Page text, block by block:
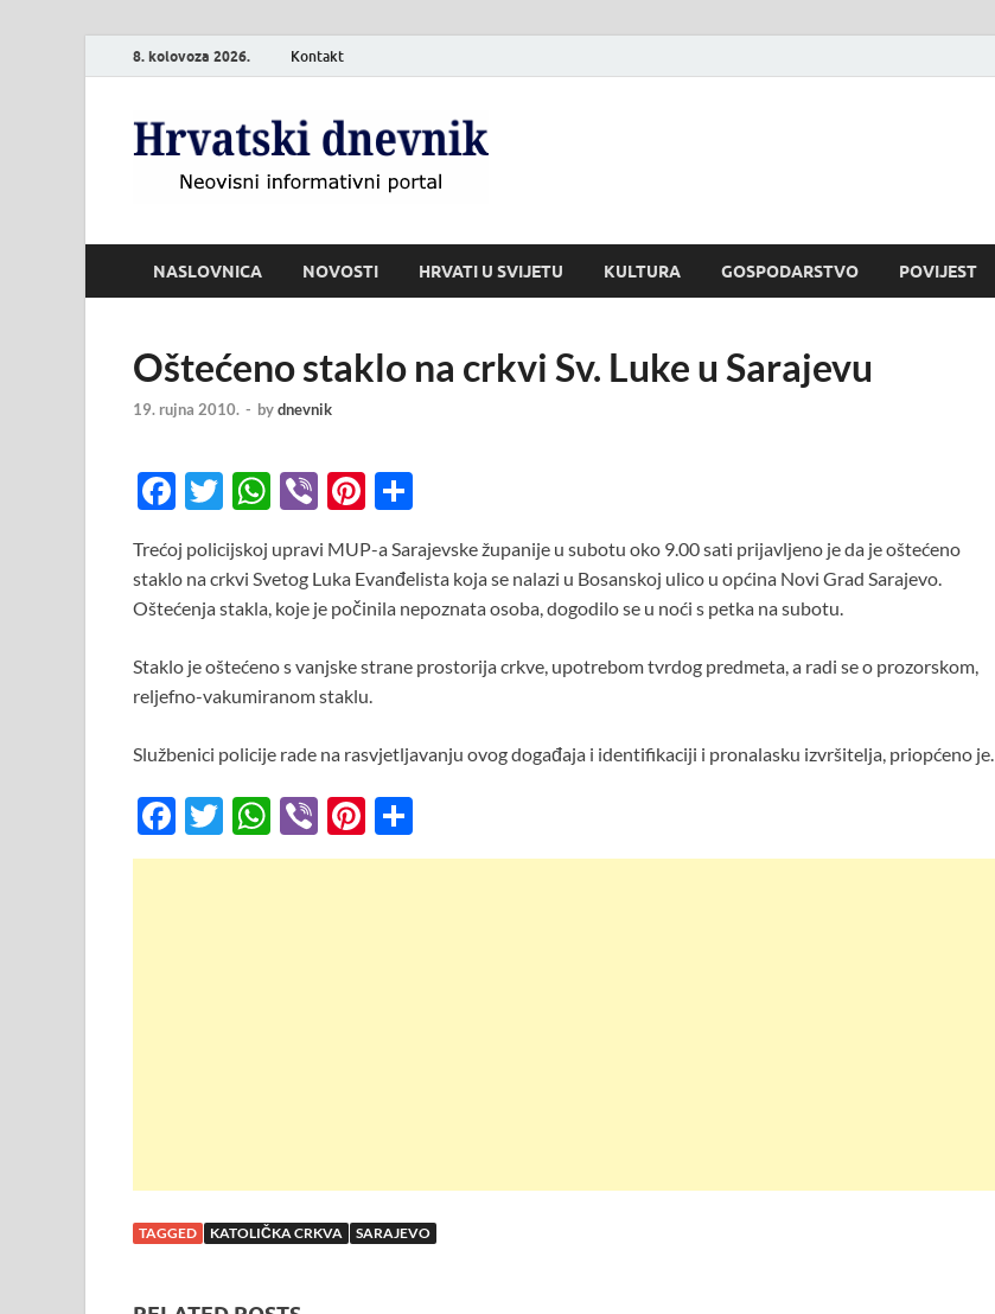
8. kolovoza 2026. Kontakt
NASLOVNICA NOVOSTI HRVATI U SVIJETU KULTURA GOSPODARSTVO POVIJEST
Oštećeno staklo na crkvi Sv. Luke u Sarajevu
19. rujna 2010. - bydnevnik
F
e
b
o
k
T
itt
er
W
at
s
p
p
Vi
er
Pi
er
es
ar
e
Trećoj policijskoj upravi MUP-a Sarajevske županije u subotu oko 9.00 sati prijavljeno je da je oštećeno
staklo na crkvi Svetog Luka Evanđelista koja se nalazi u Bosanskoj ulico u općina Novi Grad Sarajevo.
Oštećenja stakla, koje je počinila nepoznata osoba, dogodilo se u noći s petka na subotu.
Staklo je oštećeno s vanjske strane prostorija crkve, upotrebom tvrdog predmeta, a radi se o prozorskom,
reljefno-vakumiranom staklu.
Službenici policije rade na rasvjetljavanju ovog događaja i identifikaciji i pronalasku izvršitelja, priopćeno je.
F
ac
T
w
W
h
Vi
b
Pi
nt h
TAGGED KATOLIČKA CRKVA SARAJEVO